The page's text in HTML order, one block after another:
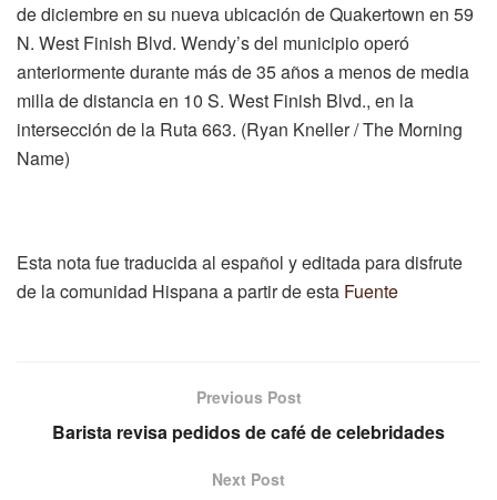
de diciembre en su nueva ubicación de Quakertown en 59
N. West Finish Blvd. Wendy’s del municipio operó
anteriormente durante más de 35 años a menos de media
milla de distancia en 10 S. West Finish Blvd., en la
intersección de la Ruta 663. (Ryan Kneller / The Morning
Name)
Esta nota fue traducida al español y editada para disfrute
de la comunidad Hispana a partir de esta Fuente
Previous Post
Barista revisa pedidos de café de celebridades
Next Post